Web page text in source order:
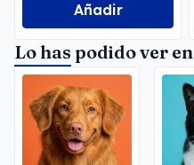
Añadir
Lo has podido ver en